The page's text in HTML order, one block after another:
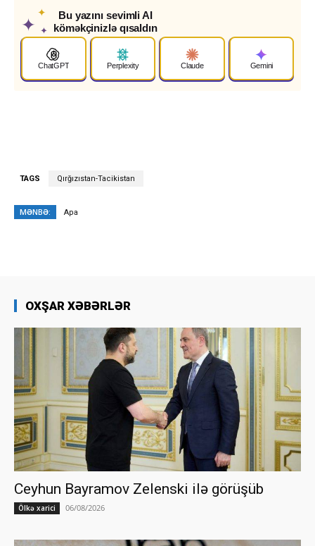
✦
✦
✦
Bu yazını sevimli AI
köməkçinizlə qısaldın
ChatGPT Perplexity Claude Gemini
TAGS Qırğızıstan-Tacikistan
MƏNBƏ: Apa
OXŞAR XƏBƏRLƏR
Ceyhun Bayramov Zelenski ilə görüşüb
Ölkə xarici 06/08/2026